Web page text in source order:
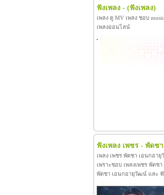
ฟังเพลง - (ฟังเพลง)
เพลง ดู MV เพลง ชอบ
เพลงออนไลน์
ฟังเพลง เพชร - พัดช
เพลง เพชร พัดชา เอนกอา
เพราะชอบ เพลงเพชร พัด
พัดชา เอนกอายุวัฒน์ และ